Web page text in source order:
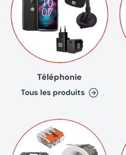
Téléphonie
Tous les produits